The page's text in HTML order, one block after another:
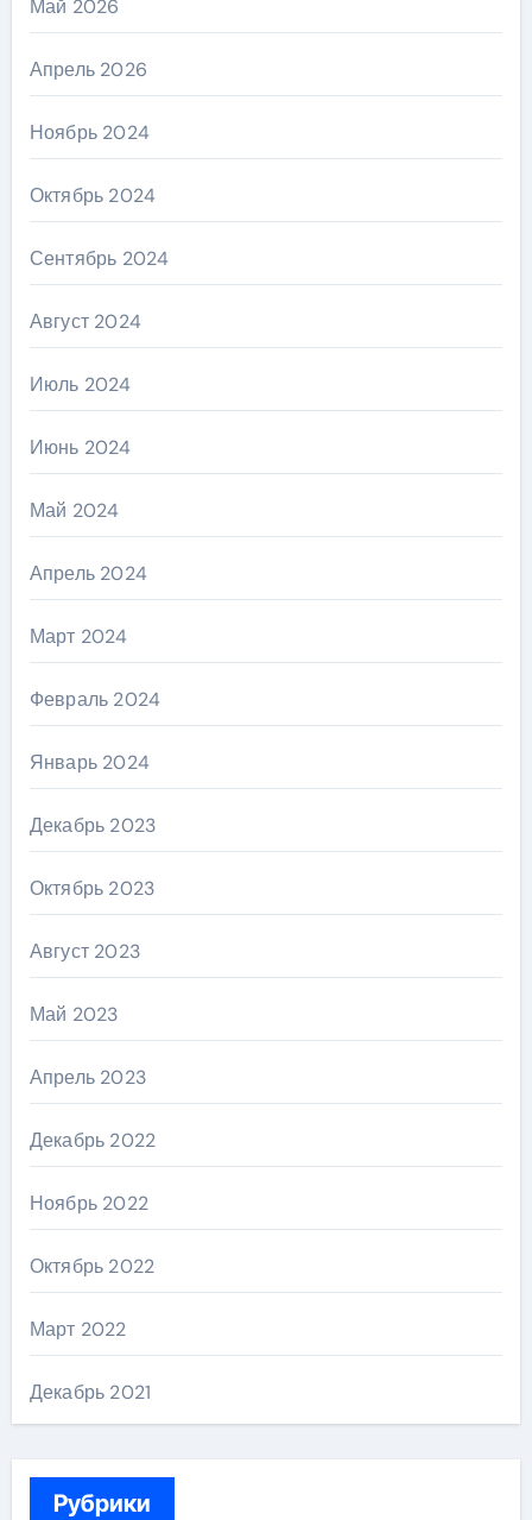
Май 2026
Апрель 2026
Ноябрь 2024
Октябрь 2024
Сентябрь 2024
Август 2024
Июль 2024
Июнь 2024
Май 2024
Апрель 2024
Март 2024
Февраль 2024
Январь 2024
Декабрь 2023
Октябрь 2023
Август 2023
Май 2023
Апрель 2023
Декабрь 2022
Ноябрь 2022
Октябрь 2022
Март 2022
Декабрь 2021
Рубрики